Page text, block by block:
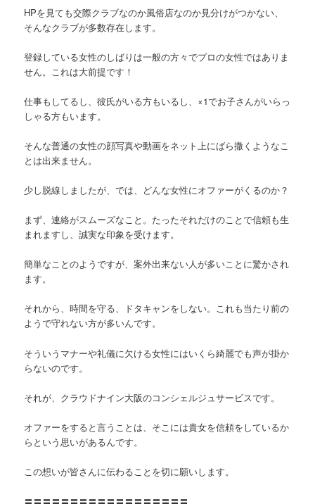
HPを見ても交際クラブなのか風俗店なのか見分けがつかない、
そんなクラブが多数存在します。
登録している女性のしばりは一般の方々でプロの女性ではありま
せん。これは大前提です！
仕事もしてるし、彼氏がいる方もいるし、×1でお子さんがいらっ
しゃる方もいます。
そんな普通の女性の顔写真や動画をネット上にばら撒くようなこ
とは出来ません。
少し脱線しましたが、では、どんな女性にオファーがくるのか？
まず、連絡がスムーズなこと。たったそれだけのことで信頼も生
まれますし、誠実な印象を受けます。
簡単なことのようですが、案外出来ない人が多いことに驚かされ
ます。
それから、時間を守る、ドタキャンをしない。これも当たり前の
ようで守れない方が多いんです。
そういうマナーや礼儀に欠ける女性にはいくら綺麗でも声が掛か
らないのです。
それが、クラウドナイン大阪のコンシェルジュサービスです。
オファーをすると言うことは、そこには貴女を信頼をしているか
らという思いがあるんです。
この想いが皆さんに伝わることを切に願いします。
〓〓〓〓〓〓〓〓〓〓〓〓〓〓〓〓〓〓